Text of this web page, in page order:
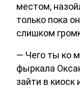
местом,
только пока
слишком
— Чего ты ко
фыркала
зайти в